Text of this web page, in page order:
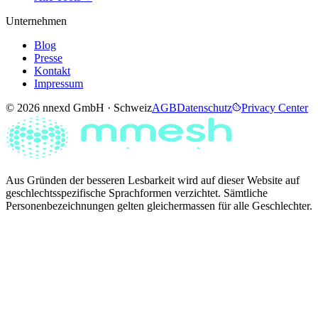
Unternehmen
Blog
Presse
Kontakt
Impressum
© 2026 nnexd GmbH · SchweizAGBDatenschutz Privacy Center
Aus Gründen der besseren Lesbarkeit wird auf dieser Website auf
geschlechtsspezifische Sprachformen verzichtet. Sämtliche
Personenbezeichnungen gelten gleichermassen für alle Geschlechter.